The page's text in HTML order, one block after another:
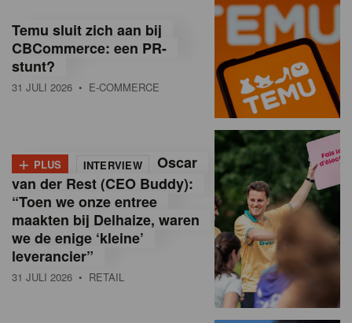
o
n
d
a
M
a
g
a
Temu sluit zich aan bij
CBCommerce: een PR-
stunt?
31 JULI 2026 • E-COMMERCE
+ PLUS INTERVIEW
Oscar
van der Rest (CEO Buddy):
“Toen we onze entree
maakten bij Delhaize, waren
we de enige ‘kleine’
leverancier”
31 JULI 2026 • RETAIL